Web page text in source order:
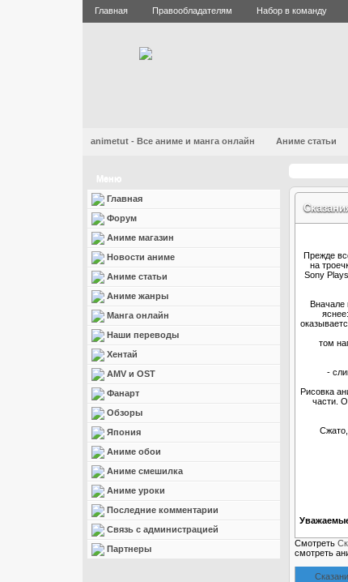
Главная Правообладателям Набор в команду
animetut - Все аниме и манга онлайн Аниме статьи
Меню
Главная
Форум
Аниме магазин
Новости аниме
Аниме статьи
Аниме жанры
Манга онлайн
Наши переводы
Хентай
AMV и OST
Фанарт
Обзоры
Япония
Аниме обои
Аниме смешилка
Аниме уроки
Последние комментарии
Связь с администрацией
Партнеры
Прежде
на
Sony
Вначале
том
-
Рисовка
части.
Сжато,
Смотреть
смотреть